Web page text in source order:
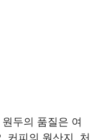
두의 품질은 여
커피의 원산지, 처